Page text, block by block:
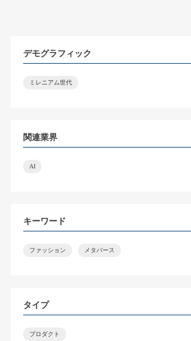
デモグラフィック
ミレニアム世代
関連業界
AI
キーワード
ファッション メタバース
タイプ
プロダクト